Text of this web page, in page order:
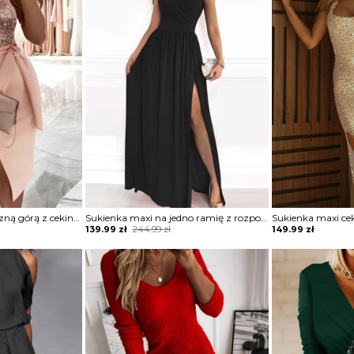
Sukienka z asymetryczną górą z cekinami Sukienka maxi na jedno ramię z rozporkiem
244.99zł
Original
was:
244.99 zł.
139.99 zł
Current
is:
139.99 zł.
149.99 zł